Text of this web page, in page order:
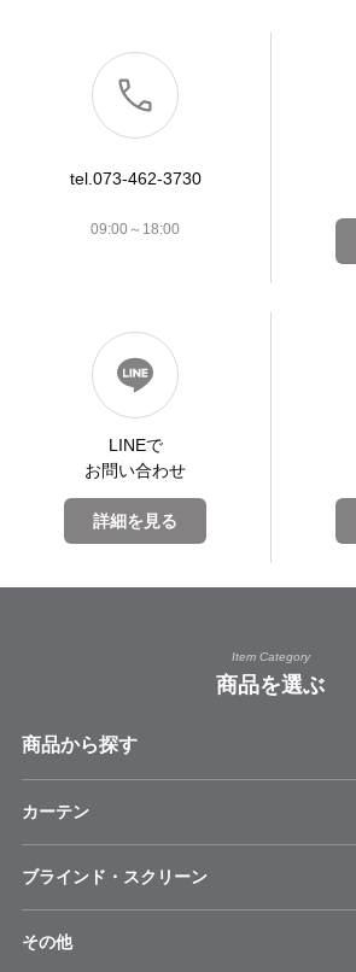
tel.073-462-3730
09:00～18:00
LINEで
お問い合わせ
詳細を見る
Item Category
商品を選ぶ
商品から探す
カーテン
ブラインド・スクリーン
その他